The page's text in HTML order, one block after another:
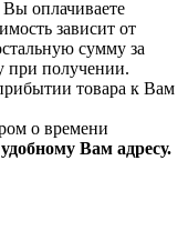
оплачиваете
зависит от
сумму за
при получении.
товара к Вам
о времени
Вам адресу.